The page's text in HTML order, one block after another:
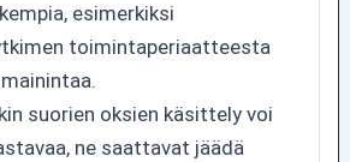
esimerkiksi
toimintaperiaatteesta
suorien oksien käsittely voi
ne saattavat jäädä